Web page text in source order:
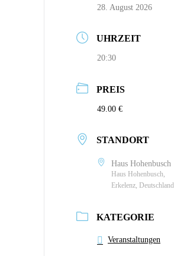
28. August 2026
UHRZEIT
20:30
PREIS
49.00 €
STANDORT
Haus Hohenbusch
Haus Hohenbusch,
Erkelenz, Deutschland
KATEGORIE
Veranstaltungen